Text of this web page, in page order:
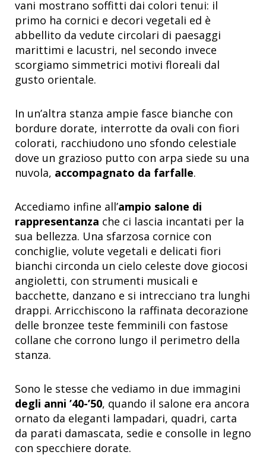
vani mostrano soffitti dai colori tenui: il
primo ha cornici e decori vegetali ed è
abbellito da vedute circolari di paesaggi
marittimi e lacustri, nel secondo invece
scorgiamo simmetrici motivi floreali dal
gusto orientale.
In un’altra stanza ampie fasce bianche con
bordure dorate, interrotte da ovali con fiori
colorati, racchiudono uno sfondo celestiale
dove un grazioso putto con arpa siede su una
nuvola, accompagnato da farfalle.
Accediamo infine all’ampio salone di
rappresentanza che ci lascia incantati per la
sua bellezza. Una sfarzosa cornice con
conchiglie, volute vegetali e delicati fiori
bianchi circonda un cielo celeste dove giocosi
angioletti, con strumenti musicali e
bacchette, danzano e si intrecciano tra lunghi
drappi. Arricchiscono la raffinata decorazione
delle bronzee teste femminili con fastose
collane che corrono lungo il perimetro della
stanza.
Sono le stesse che vediamo in due immagini
degli anni ’40-’50, quando il salone era ancora
ornato da eleganti lampadari, quadri, carta
da parati damascata, sedie e consolle in legno
con specchiere dorate.